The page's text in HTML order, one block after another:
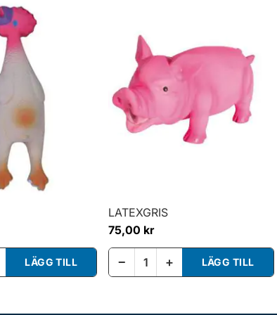
LÄGG TILL
LATEXGRIS
75,00 kr
− + LÄGG TILL